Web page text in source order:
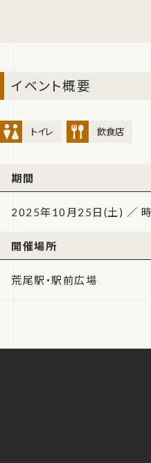
イベント概要
トイレ 飲食店
期間
2025年10月25日(土) ／
開催場所
荒尾駅・駅前広場